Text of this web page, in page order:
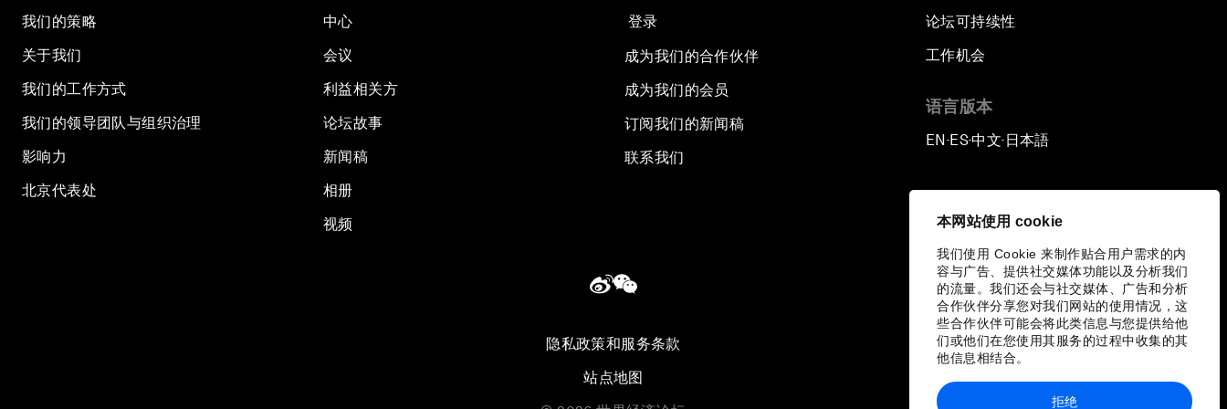
本网站使用 cookie
我们使用 Cookie 来制作贴合用户需求的内
容与广告、提供社交媒体功能以及分析我们
的流量。我们还会与社交媒体、广告和分析
合作伙伴分享您对我们网站的使用情况，这
些合作伙伴可能会将此类信息与您提供给他
们或他们在您使用其服务的过程中收集的其
他信息相结合。
拒绝
我们的策略
关于我们
我们的工作方式
我们的领导团队与组织治理
影响力
北京代表处
中心
会议
利益相关方
论坛故事
新闻稿
相册
视频
登录
成为我们的合作伙伴
成为我们的会员
订阅我们的新闻稿
联系我们
论坛可持续性
工作机会
语言版本
EN ▪ES▪中文▪ 日本語
隐私政策和服务条款
站点地图